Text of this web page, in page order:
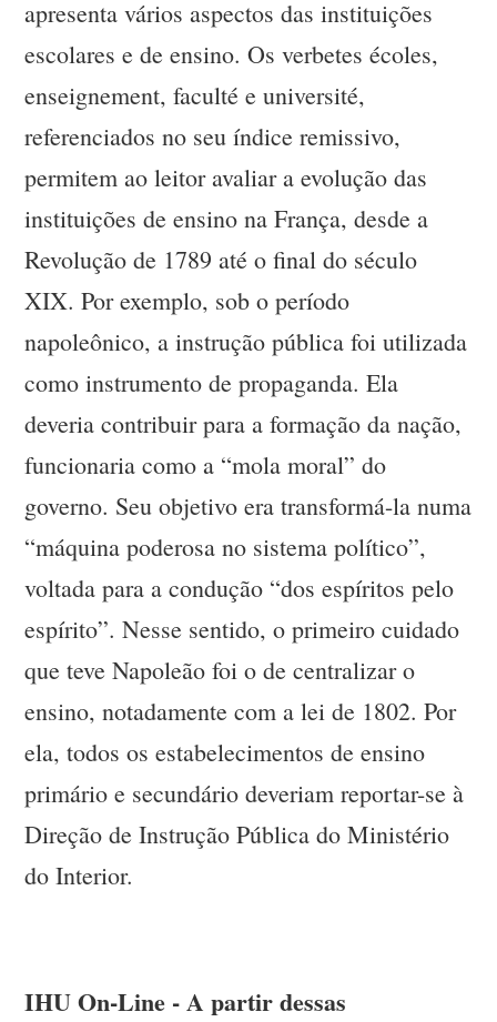
apresenta vários aspectos das instituições
escolares e de ensino. Os verbetes écoles,
enseignement, faculté e université,
referenciados no seu índice remissivo,
permitem ao leitor avaliar a evolução das
instituições de ensino na França, desde a
Revolução de 1789 até o final do século
XIX. Por exemplo, sob o período
napoleônico, a instrução pública foi utilizada
como instrumento de propaganda. Ela
deveria contribuir para a formação da nação,
funcionaria como a “mola moral” do
governo. Seu objetivo era transformá-la numa
“máquina poderosa no sistema político”,
voltada para a condução “dos espíritos pelo
espírito”. Nesse sentido, o primeiro cuidado
que teve Napoleão foi o de centralizar o
ensino, notadamente com a lei de 1802. Por
ela, todos os estabelecimentos de ensino
primário e secundário deveriam reportar-se à
Direção de Instrução Pública do Ministério
do Interior.
IHU On-Line - A partir dessas